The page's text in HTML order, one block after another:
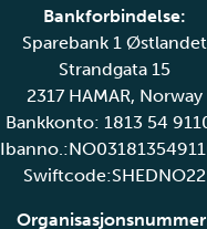
Bankforbindelse:
Sparebank 1 Østlandet
Strandgata 15
2317 HAMAR, Norway
Bankkonto: 1813 54
Swiftcode:SHEDNO22